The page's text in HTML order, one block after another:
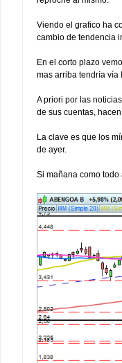
Viendo el grafico ha
cambio de tendencia
En el corto plazo
mas arriba tendría vía
A priori por las
de sus cuentas,
La clave es que los
de ayer.
Si mañana como